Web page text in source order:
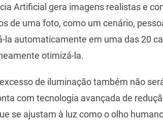
Artificial gera imagens realistas e
de uma foto, como um cenário,
la automaticamente em uma das 20
otimizá-la.
de iluminação também não
com tecnologia avançada de
se ajustam à luz como o olho